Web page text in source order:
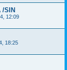
/SIN
12:09
18:25